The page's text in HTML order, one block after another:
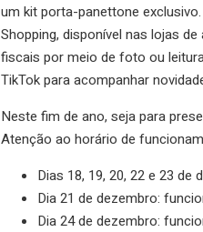
um kit porta-panettone
Shopping, disponível nas lojas
fiscais por meio de foto ou
TikTok para acompanhar
Neste fim de ano, seja para
Atenção ao horário de
Dias 18, 19, 20, 22 e 23
Dia 21 de dezembro:
Dia 24 de dezembro: